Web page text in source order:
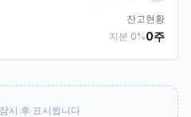
잔고현황
지분 0%0주
잠시 후 표시됩니다